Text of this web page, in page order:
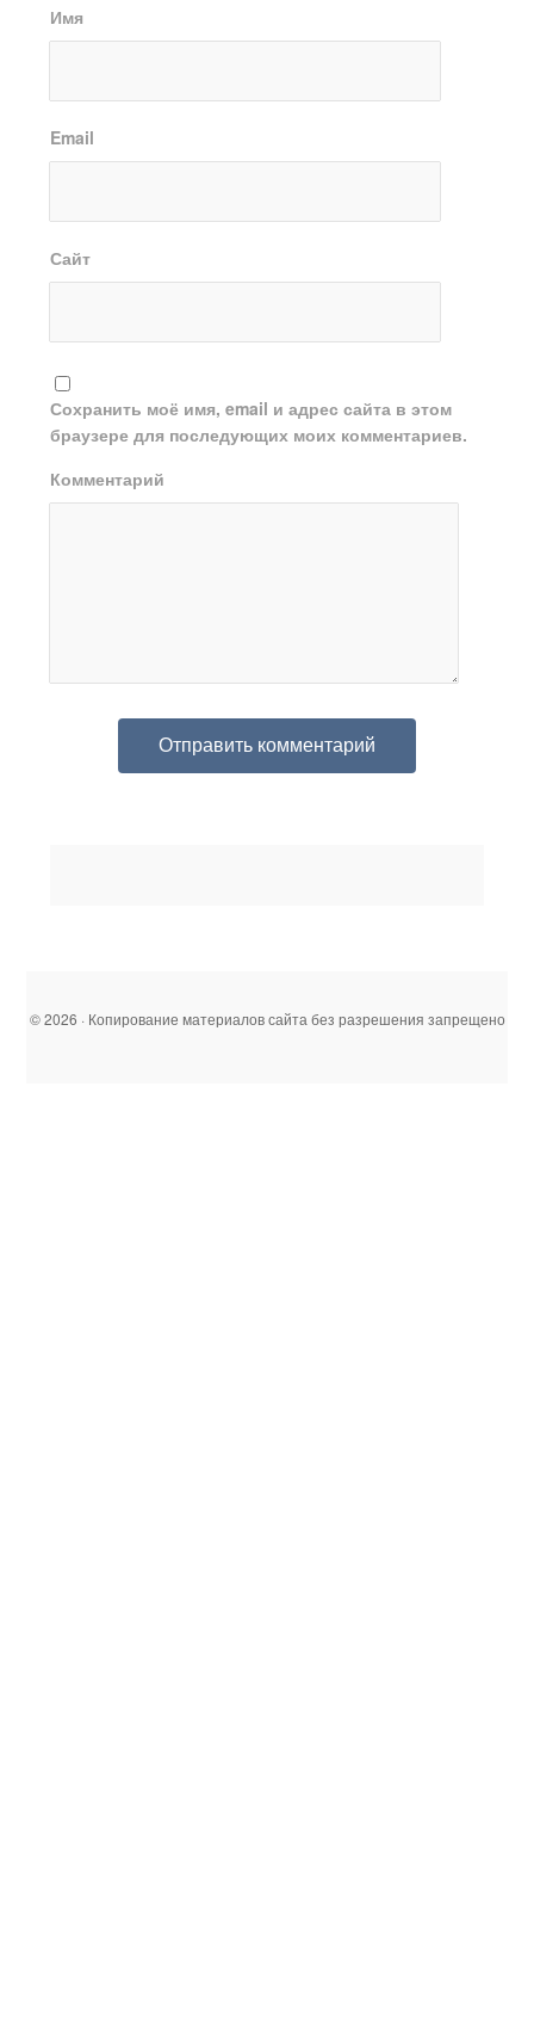
Имя
Email
Сайт
Сохранить моё имя, email и адрес сайта в этом
браузере для последующих моих комментариев.
Комментарий
© 2026 · Копирование материалов сайта без разрешения запрещено